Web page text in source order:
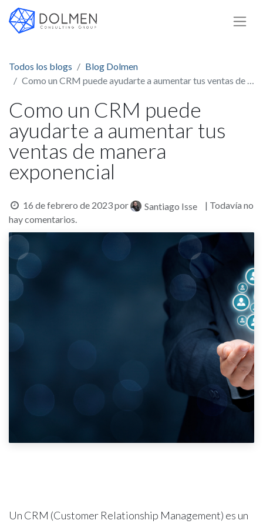
Todos los blogs
Blog Dolmen
Como un CRM puede ayudarte a aumentar tus ventas de manera exponencial
Como un CRM puede
ayudarte a aumentar tus
ventas de manera
exponencial
16 de febrero de 2023por Santiago Isse
| Todavía no
hay comentarios.
Un CRM (Customer Relationship Management) es un